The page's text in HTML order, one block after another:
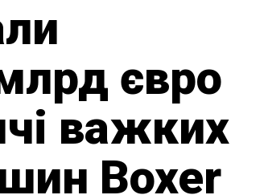
євро
важких
Boxer